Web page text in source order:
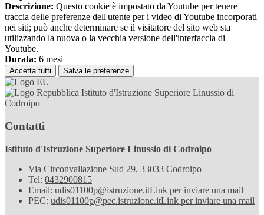
Descrizione: Questo cookie è impostato da Youtube per tenere
traccia delle preferenze dell'utente per i video di Youtube incorporati
nei siti; può anche determinare se il visitatore del sito web sta
utilizzando la nuova o la vecchia versione dell'interfaccia di
Youtube.
Durata: 6 mesi
Accetta tutti Salva le preferenze
Istituto d'Istruzione Superiore Linussio di
Codroipo
Contatti
Istituto d'Istruzione Superiore Linussio di Codroipo
Via Circonvallazione Sud 29, 33033 Codroipo
Tel: 0432900815
Email: udis01100p@istruzione.itLink per inviare una mail
PEC: udis01100p@pec.istruzione.itLink per inviare una mail